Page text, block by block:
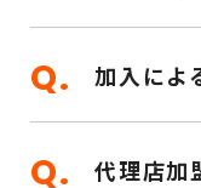
加入によ
代理店加